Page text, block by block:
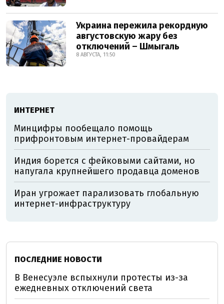
Украина пережила рекордную
августовскую жару без
отключений – Шмыгаль
8 АВГУСТА, 11:50
ИНТЕРНЕТ
Минцифры пообещало помощь
прифронтовым интернет-провайдерам
Индия борется с фейковыми сайтами, но
напугала крупнейшего продавца доменов
Иран угрожает парализовать глобальную
интернет-инфраструктуру
ПОСЛЕДНИЕ НОВОСТИ
В Венесуэле вспыхнули протесты из-за
ежедневных отключений света